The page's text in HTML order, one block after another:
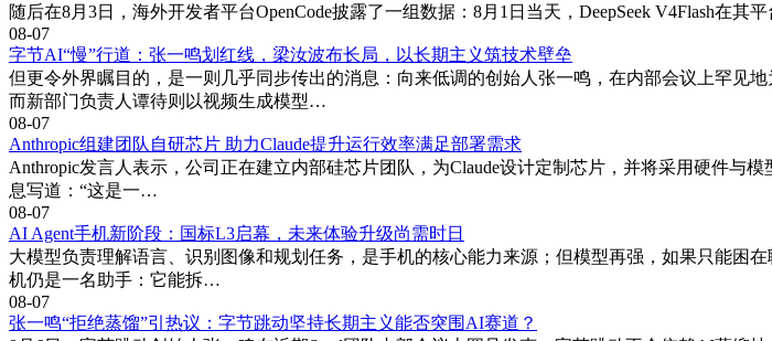
随后在8月3日，海外开发者平台OpenCode披露了一组数据：8月1日当天，DeepSeek V4Flash在
08-07
字节AI“慢”行道：张一鸣划红线，梁汝波布长局，以长期主义筑技术壁垒
但更令外界瞩目的，是一则几乎同步传出的消息：向来低调的创始人张一鸣，在内部会议上罕见
而新部门负责人谭待则以视频生成模型…
08-07
Anthropic组建团队自研芯片 助力Claude提升运行效率满足部署需求
Anthropic发言人表示，公司正在建立内部硅芯片团队，为Claude设计定制芯片，并将采用硬件与
息写道：“这是一…
08-07
AI Agent手机新阶段：国标L3启幕，未来体验升级尚需时日
大模型负责理解语言、识别图像和规划任务，是手机的核心能力来源；但模型再强，如果只能困
机仍是一名助手：它能拆…
08-07
张一鸣“拒绝蒸馏”引热议：字节跳动坚持长期主义能否突围AI赛道？